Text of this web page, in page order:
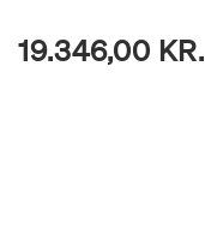
19.346,00 KR.